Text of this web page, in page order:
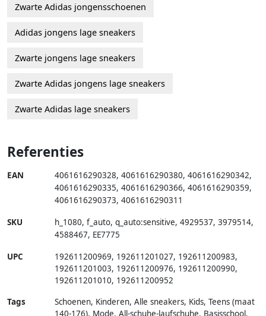
Zwarte Adidas jongensschoenen
Adidas jongens lage sneakers
Zwarte jongens lage sneakers
Zwarte Adidas jongens lage sneakers
Zwarte Adidas lage sneakers
Referenties
EAN 4061616290328, 4061616290380, 4061616290342,
4061616290335, 4061616290366, 4061616290359,
4061616290373, 4061616290311
SKU h_1080, f_auto, q_auto:sensitive, 4929537, 3979514,
4588467, EE7775
UPC
192611200969, 192611201027, 192611200983,
192611201003, 192611200976, 192611200990,
192611201010, 192611200952
Tags
Schoenen, Kinderen, Alle sneakers, Kids, Teens (maat
140-176), Mode, All-schuhe-laufschuhe, Basisschool,